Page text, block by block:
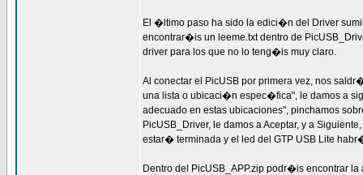
El �ltimo paso ha sido la edici�n del Driver
encontrar�is un leeme.txt dentro de
driver para los que no lo teng�is muy claro.
Al conectar el PicUSB por primera vez, nos
una lista o ubicaci�n espec�fica", le damos a
adecuado en estas ubicaciones", pinchamos
PicUSB_Driver, le damos a Aceptar, y a
estar� terminada y el led del GTP USB Lite
Dentro del PicUSB_APP.zip podr�is encontrar